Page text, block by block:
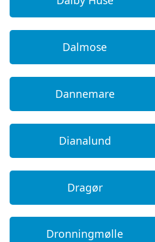
Dalmose
Dannemare
Dianalund
Dragør
Dronningmølle